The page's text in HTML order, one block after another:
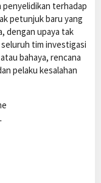
penyelidikan terhadap
petunjuk baru yang
dengan upaya tak
tim investigasi
bahaya, rencana
pelaku kesalahan